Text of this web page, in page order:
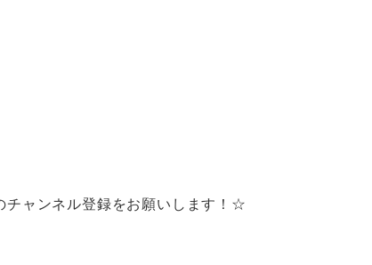
チャンネル登録をお願いします！☆